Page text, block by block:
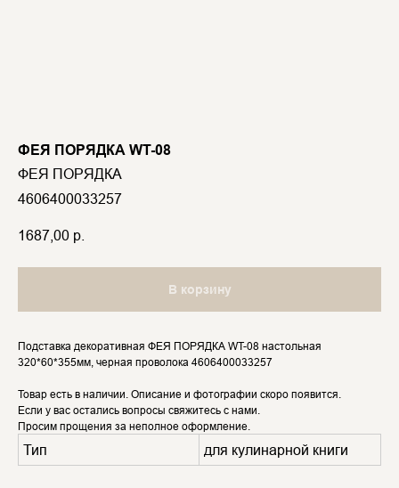
ФЕЯ ПОРЯДКА WT-08
ФЕЯ ПОРЯДКА
4606400033257
1687,00 р.
В корзину
Подставка декоративная ФЕЯ ПОРЯДКА WT-08 настольная
320*60*355мм, черная проволока 4606400033257
Товар есть в наличии. Описание и фотографии скоро появится.
Если у вас остались вопросы свяжитесь с нами.
Просим прощения за неполное оформление.
Тип для кулинарной книги